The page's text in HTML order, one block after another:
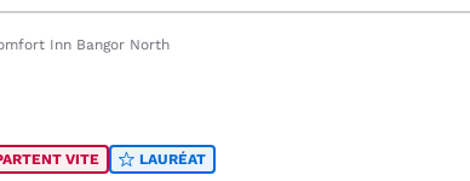
Estados Unidos
Inn Bangor North
VITE LAURÉAT